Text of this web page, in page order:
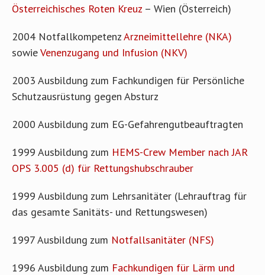
Österreichisches Roten Kreuz – Wien (Österreich)
2004 NotfallkompetenzArzneimittellehre (NKA)
sowieVenenzugang und Infusion (NKV)
2003 Ausbildung zum Fachkundigen für Persönliche
Schutzausrüstung gegen Absturz
2000 Ausbildung zum EG-Gefahrengutbeauftragten
1999 Ausbildung zum HEMS-Crew Member nach JAR
OPS 3.005 (d) für Rettungshubschrauber
1999 Ausbildung zum Lehrsanitäter (Lehrauftrag für
das gesamte Sanitäts- und Rettungswesen)
1997 Ausbildung zum Notfallsanitäter (NFS)
1996 Ausbildung zum Fachkundigen für Lärm und